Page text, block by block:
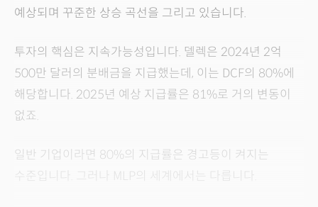
예상되며 꾸준한 상승 곡선을 그리고 있습니다.
투자의 핵심은 지속가능성입니다. 델렉은 2024년 2억
500만 달러의 분배금을 지급했는데, 이는 DCF의 80%에
해당합니다. 2025년 예상 지급률은 81%로 거의 변동이
없죠.
일반 기업이라면 80%의 지급률은 경고등이 켜지는
수준입니다. 그러나 MLP의 세계에서는 다릅니다.